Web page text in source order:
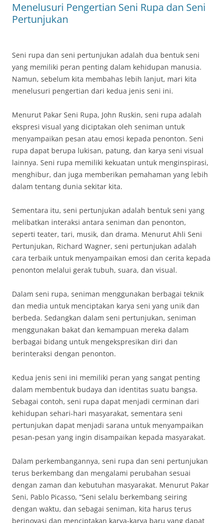
Menelusuri Pengertian Seni Rupa dan Seni
Pertunjukan
Seni rupa dan seni pertunjukan adalah dua bentuk seni
yang memiliki peran penting dalam kehidupan manusia.
Namun, sebelum kita membahas lebih lanjut, mari kita
menelusuri pengertian dari kedua jenis seni ini.
Menurut Pakar Seni Rupa, John Ruskin, seni rupa adalah
ekspresi visual yang diciptakan oleh seniman untuk
menyampaikan pesan atau emosi kepada penonton. Seni
rupa dapat berupa lukisan, patung, dan karya seni visual
lainnya. Seni rupa memiliki kekuatan untuk menginspirasi,
menghibur, dan juga memberikan pemahaman yang lebih
dalam tentang dunia sekitar kita.
Sementara itu, seni pertunjukan adalah bentuk seni yang
melibatkan interaksi antara seniman dan penonton,
seperti teater, tari, musik, dan drama. Menurut Ahli Seni
Pertunjukan, Richard Wagner, seni pertunjukan adalah
cara terbaik untuk menyampaikan emosi dan cerita kepada
penonton melalui gerak tubuh, suara, dan visual.
Dalam seni rupa, seniman menggunakan berbagai teknik
dan media untuk menciptakan karya seni yang unik dan
berbeda. Sedangkan dalam seni pertunjukan, seniman
menggunakan bakat dan kemampuan mereka dalam
berbagai bidang untuk mengekspresikan diri dan
berinteraksi dengan penonton.
Kedua jenis seni ini memiliki peran yang sangat penting
dalam membentuk budaya dan identitas suatu bangsa.
Sebagai contoh, seni rupa dapat menjadi cerminan dari
kehidupan sehari-hari masyarakat, sementara seni
pertunjukan dapat menjadi sarana untuk menyampaikan
pesan-pesan yang ingin disampaikan kepada masyarakat.
Dalam perkembangannya, seni rupa dan seni pertunjukan
terus berkembang dan mengalami perubahan sesuai
dengan zaman dan kebutuhan masyarakat. Menurut Pakar
Seni, Pablo Picasso, “Seni selalu berkembang seiring
dengan waktu, dan sebagai seniman, kita harus terus
berinovasi dan menciptakan karya-karya baru yang dapat